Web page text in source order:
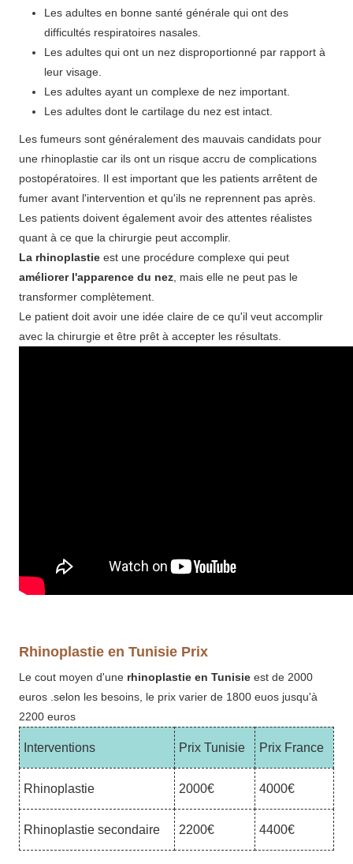
Les adultes en bonne santé générale qui ont des
difficultés respiratoires nasales.
Les adultes qui ont un nez disproportionné par rapport à
leur visage.
Les adultes ayant un complexe de nez important.
Les adultes dont le cartilage du nez est intact.
Les fumeurs sont généralement des mauvais candidats pour
une rhinoplastie car ils ont un risque accru de complications
postopératoires. Il est important que les patients arrêtent de
fumer avant l'intervention et qu'ils ne reprennent pas après.
Les patients doivent également avoir des attentes réalistes
quant à ce que la chirurgie peut accomplir.
La rhinoplastie est une procédure complexe qui peut
améliorer l'apparence du nez , mais elle ne peut pas le
transformer complètement.
Le patient doit avoir une idée claire de ce qu'il veut accomplir
avec la chirurgie et être prêt à accepter les résultats.
Rhinoplastie en Tunisie Prix
Le cout moyen d'une rhinoplastie en Tunisie est de 2000
euros .selon les besoins, le prix varier de 1800 euos jusqu'à
2200 euros
Interventions Prix Tunisie Prix France
Rhinoplastie 2000€ 4000€
Rhinoplastie secondaire 2200€ 4400€